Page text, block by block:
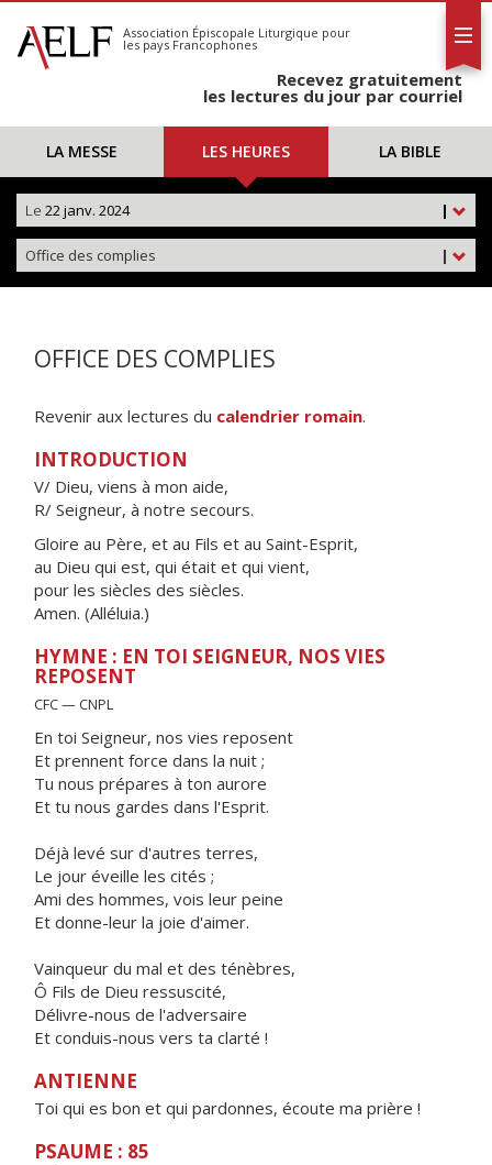
S'abonner
Calendrier
Association Épiscopale Liturgique pour
les pays Francophones
Recevez gratuitement
les lectures du jour par courriel
LA MESSE LES HEURES LA BIBLE
|
Le 22 janv. 2024
|
Office des complies
OFFICE DES COMPLIES
Revenir aux lectures du calendrier romain.
INTRODUCTION
V/ Dieu, viens à mon aide,
R/ Seigneur, à notre secours.
Gloire au Père, et au Fils et au Saint-Esprit,
au Dieu qui est, qui était et qui vient,
pour les siècles des siècles.
Amen. (Alléluia.)
HYMNE : EN TOI SEIGNEUR, NOS VIES
REPOSENT
CFC — CNPL
En toi Seigneur, nos vies reposent
Et prennent force dans la nuit ;
Tu nous prépares à ton aurore
Et tu nous gardes dans l'Esprit.
Déjà levé sur d'autres terres,
Le jour éveille les cités ;
Ami des hommes, vois leur peine
Et donne-leur la joie d'aimer.
Vainqueur du mal et des ténèbres,
Ô Fils de Dieu ressuscité,
Délivre-nous de l'adversaire
Et conduis-nous vers ta clarté !
ANTIENNE
Toi qui es bon et qui pardonnes, écoute ma prière !
PSAUME : 85